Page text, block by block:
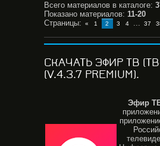
Всего материалов в каталоге:
Показано материалов: 11-20
Страницы: « 1 2 3 4 ... 37
СКАЧАТЬ ЭФИР ТВ
(V.4.3.7 PREMIUM).
Эфир